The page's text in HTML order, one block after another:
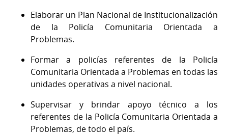
Elaborar un Plan Nacional de Institucionalización
de la Policía Comunitaria Orientada a
Problemas.
Formar a policías referentes de la Policía
Comunitaria Orientada a Problemas en todas las
unidades operativas a nivel nacional.
Supervisar y brindar apoyo técnico a los
referentes de la Policía Comunitaria Orientada a
Problemas, de todo el país.